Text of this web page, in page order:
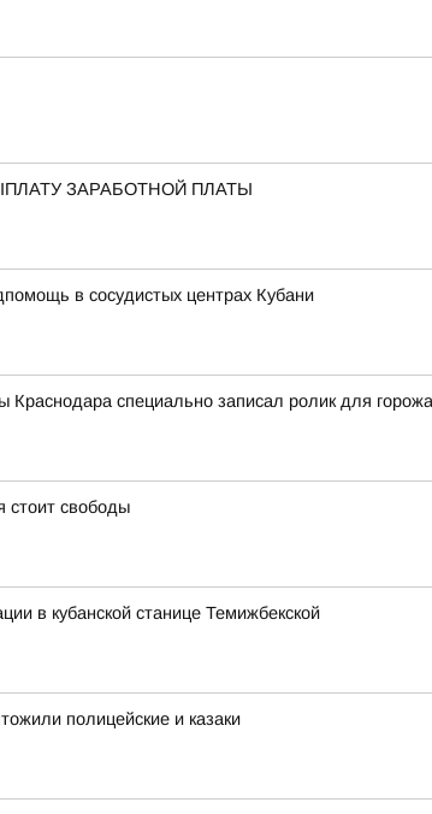
ЗАРАБОТНОЙ ПЛАТЫ
в сосудистых центрах Кубани
Краснодара специально записал ролик для
стоит свободы
в кубанской станице Темижбекской
полицейские и казаки